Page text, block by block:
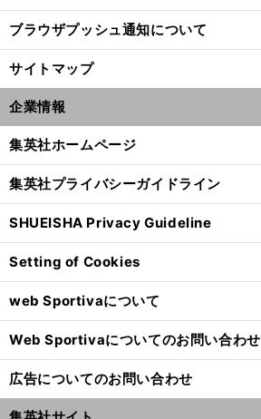
ブラウザプッシュ通知について
サイトマップ
企業情報
集英社ホームページ
集英社プライバシーガイドライン
SHUEISHA Privacy Guideline
Setting of Cookies
web Sportivaについて
Web Sportivaについてのお問い合わせ
広告についてのお問い合わせ